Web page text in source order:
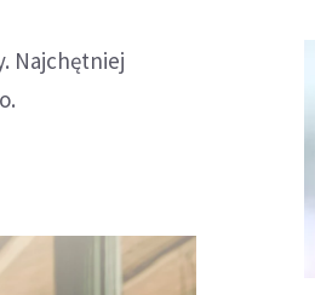
Najchętniej